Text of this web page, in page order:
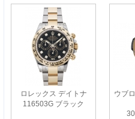
ロレックス デイトナ
116503G ブラック
ウブ